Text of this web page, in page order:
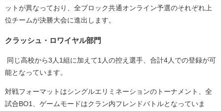
ットが異なっており、全ブロック共通オンライン予選のそれぞれ上
位チームが決勝大会に進出します。
クラッシュ・ロワイヤル部門
同じ高校から3人1組に加えて1人の控え選手、合計4人での登録が可
能となっています。
対戦フォーマットはシングルエリミネーションのトーナメント、全
試合BO1、ゲームモードはクラン内フレンドバトルとなっていま